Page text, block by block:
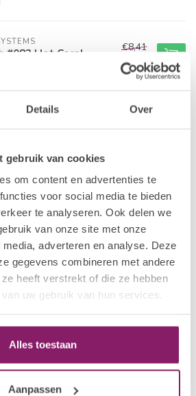
Details Over
gebruik van cookies
om content en advertenties te
voor social media te bieden
te analyseren. Ook delen we
van onze site met onze
adverteren en analyse. Deze
gegevens combineren met andere
heeft verstrekt of die ze hebben
uw gebruik van hun services.
Alles toestaan
Aanpassen
#082 Hot Coral
€8,41
€6,73
25 Tropical Bird
€21,80
#001 A'dam
€8,41
€6,73
BY BO.
#042 Reflecting
€12,50
€10,00